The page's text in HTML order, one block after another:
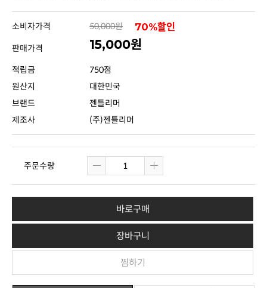
소비자가격 50,000원 70%할인
판매가격 15,000원
적립금
750점
원산지
대한민국
브랜드
젠틀리머
제조사
(주)젠틀리머
주문수량
바로구매
장바구니
찜하기